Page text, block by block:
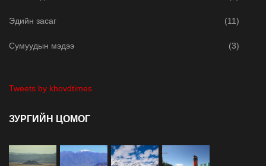
Эдийн засаг (11)
Сумуудын мэдээ (3)
Tweets by khovdtimes
ЗУРГИЙН ЦОМОГ